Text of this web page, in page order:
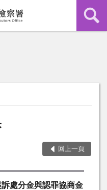
回上一頁
處分金與認罪協商金